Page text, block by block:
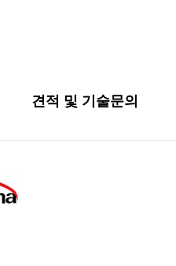
견적 및 기술문의